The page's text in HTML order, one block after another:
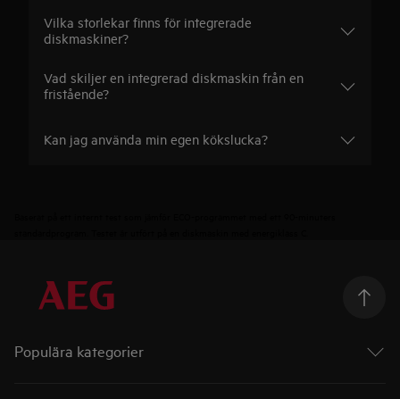
Vilka storlekar finns för integrerade
diskmaskiner?
Vad skiljer en integrerad diskmaskin från en
fristående?
Kan jag använda min egen kökslucka?
Populära kategorier